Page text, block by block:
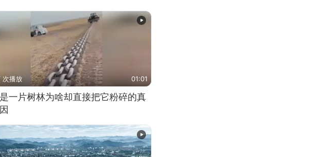
次播放 01:01
一片树林为啥却直接把它粉碎的真